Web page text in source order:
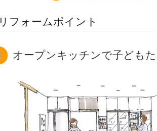
リフォームポイント
オープンキッチンで子ども